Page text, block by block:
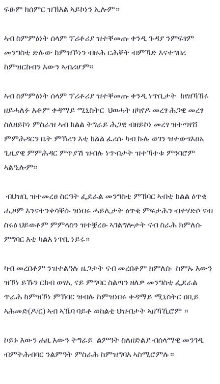
ፍፁም ክሰምር ዝኽእል ኣይኮነን ኢሎም።
ኣብ ስምምዕነት ሰላም ፕሪቶሪያ ዝተቐመጡ ቀንዲ ጉዳያ ንምፍፃም
መንግስቲ ድሉው ከምዝኾነን ብዙሕ ርሕቐት ብምኻድ እናተግበረ
ከምዝርከብን እውን ኣብሪሆም፡፡
ኣብ ስምምዕነት ሰላም ፕሪቶሪያ ዝተቐመጡ ቀንዲ ነጥቢታት  ከየዘኻኸሩ
ዘይሓለፉ እቶም ቀዳማይ ሚኒስትር  ህወሓት ዘካየዶ መረፃ ሕጋዊ መረፃ
ስለዘይኮነ ምስራዝ ኣብ ክልል ትግራይ ሕጋዊ ብዘይኮነ መረፃ ዝተጣየሸ
ምምሕዳርን ቤት ምኽሪን እቲ ክልል ፈሪሱ ካብ ኩሉ ወገን ዝተውፃእፀአ
ጊዚያዊ ምምሕዳር ምጥያሽ ዝብሉ ነጥብታት ዝተኻተቱ ምንባሮም
ኣልዒሎም፡፡
ብህዝቢ ዝተመረፀ ስርዓት ፌደራል መንግስቲ ምኽባር ኣብቲ ክልል ዕጥቂ
ሒዞም እንናተንቀሳቐሱ ዝነበሩ ሓይሊታት ዕጥቂ ምፍታሕን ብተሃድሶ ናብ
ስሩዕ ህይወቶም ምምላስን ዝተቛረፁ ኣገልግሎታት ናብ ስራሕ ክምለሱ
ምግባር እቲ ካልእ ነጥቢ ነይሩ።
ካብ መረበቶም ንዝተልዓሉ ዜጋታት ናብ መረበቶም ክምለሱ  ከምኡ እውን
ዝኾነ ይኹን ርክብ ወፃኢ ናይ ምግባር ስልጣን ዘለዎ መንግስቲ ፌደራል
ጥራሕ ከምዝኾነ ምኽባር ዝብሉ ከምዝነበሩ ቀዳማይ ሚኒስትር ዐቢይ
ኣሕመድ(ዶ/ር) ኣብ ኣኼባ ባይቶ ወከልቲ ህዝብታት ኣዘኻኺሮም ።
ኮይኑ እውን ሐዚ እውን ትግራይ  ልምዓት ስለዘድልያ ብሰላማዊ መንገዲ
ብምትሕብባር ንልምዓት ምስራሕ ከምዝግባእ ኣስሚሮምሉ።